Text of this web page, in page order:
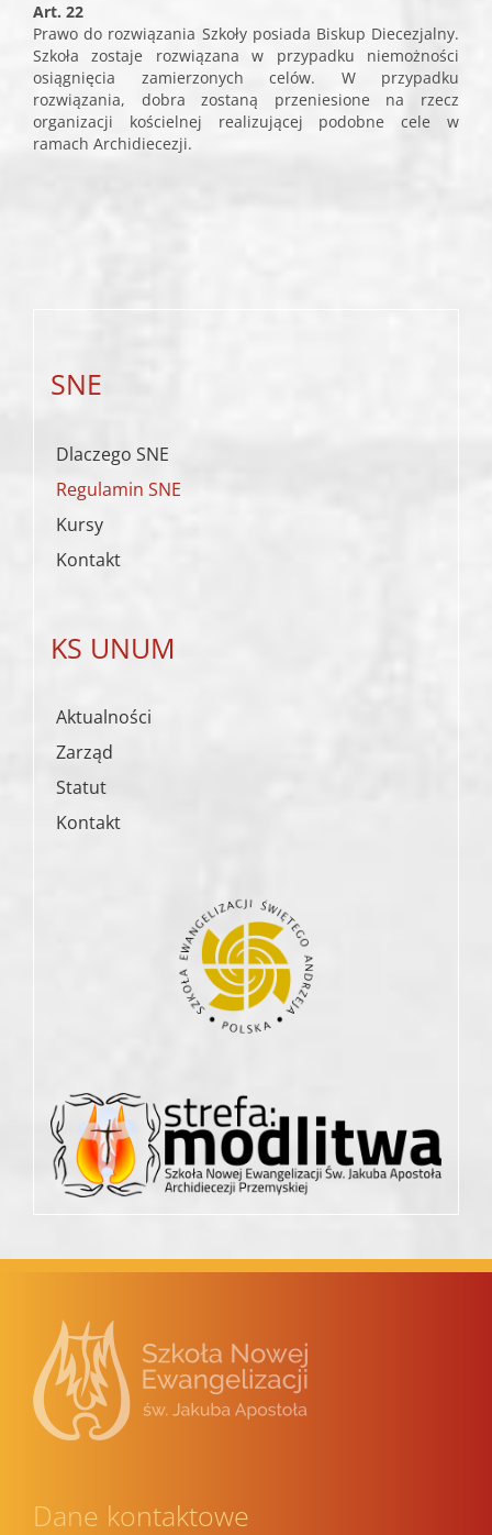
Art. 22
Prawo do rozwiązania Szkoły posiada Biskup Diecezjalny.
Szkoła zostaje rozwiązana w przypadku niemożności
osiągnięcia zamierzonych celów. W przypadku
rozwiązania, dobra zostaną przeniesione na rzecz
organizacji kościelnej realizującej podobne cele w
ramach Archidiecezji.
SNE
Dlaczego SNE
Regulamin SNE
Kursy
Kontakt
KS UNUM
Aktualności
Zarząd
Statut
Kontakt
Dane kontaktowe